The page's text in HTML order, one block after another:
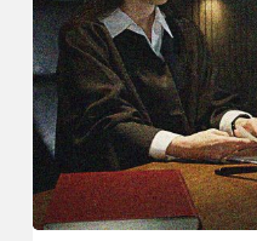
dans
l’œil
du
spectateur
La
Cour